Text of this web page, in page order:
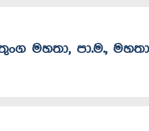
මහතා, පා.ම.,